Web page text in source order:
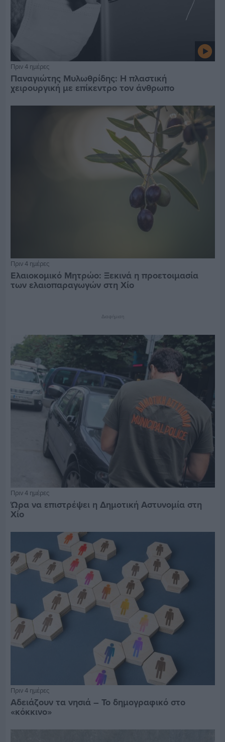
Πριν 4 ημέρες
Παναγιώτης Μυλωθρίδης: Η πλαστική
χειρουργική με επίκεντρο τον άνθρωπο
Πριν 4 ημέρες
Ελαιοκομικό Μητρώο: Ξεκινά η προετοιμασία
των ελαιοπαραγωγών στη Χίο
Διαφήμιση
Πριν 4 ημέρες
Ώρα να επιστρέψει η Δημοτική Αστυνομία στη
Χίο
Πριν 4 ημέρες
Αδειάζουν τα νησιά – Το δημογραφικό στο
«κόκκινο»